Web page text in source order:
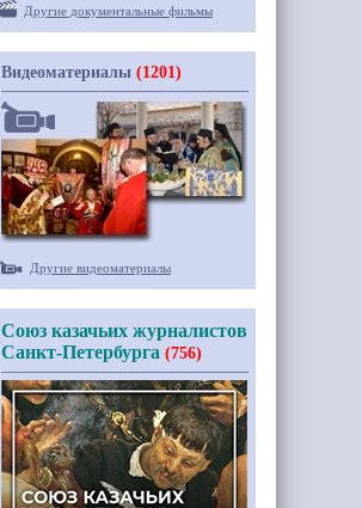
Другие документальные фильмы
Видеоматериалы (1201)
Другие видеоматериалы
Союз казачьих журналистов
Санкт-Петербурга (756)